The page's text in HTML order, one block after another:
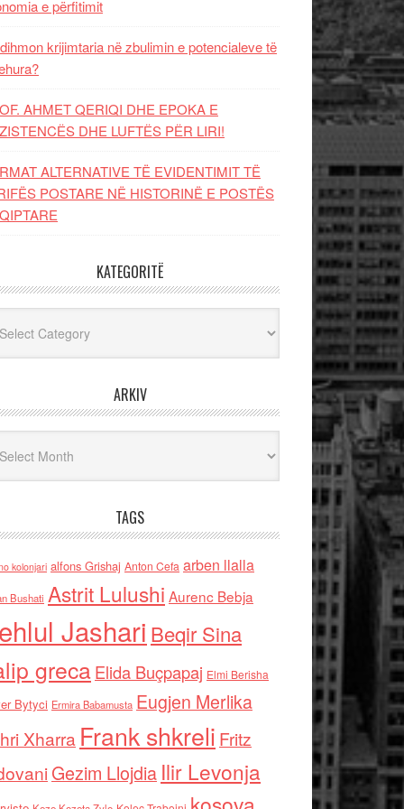
e përfitimit
krijimtaria në zbulimin e potencialeve të
AHMET QERIQI DHE EPOKA E
DHE LUFTЁS PЁR LIRI!
ALTERNATIVE TË EVIDENTIMIT TË
POSTARE NË HISTORINË E POSTËS
KATEGORITË
ARKIV
TAGS
kolonjari alfons Grishaj Anton Cefa arben llalla
Bushati Astrit Lulushi Aurenc Bebja
Jashari Beqir Sina
grecaElida Buçpapaj Elmi Berisha
Bytyci Ermira Babamusta Eugjen Merlika
Xharra Frank shkreli Fritz
Gezim Llojdia Ilir Levonja